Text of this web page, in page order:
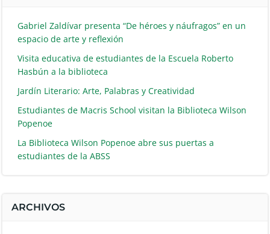
Gabriel Zaldívar presenta “De héroes y náufragos” en un
espacio de arte y reflexión
Visita educativa de estudiantes de la Escuela Roberto
Hasbún a la biblioteca
Jardín Literario: Arte, Palabras y Creatividad
Estudiantes de Macris School visitan la Biblioteca Wilson
Popenoe
La Biblioteca Wilson Popenoe abre sus puertas a
estudiantes de la ABSS
ARCHIVOS